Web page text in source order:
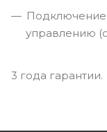
Подключение
управлению
3 года гарантии.